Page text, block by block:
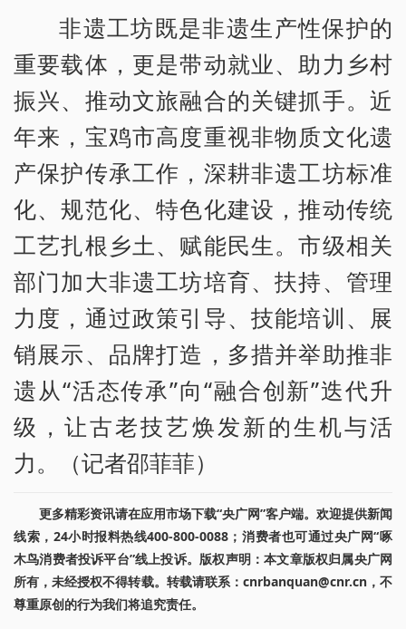
非遗工坊既是非遗生产性保护的
重要载体，更是带动就业、助力乡村
振兴、推动文旅融合的关键抓手。近
年来，宝鸡市高度重视非物质文化遗
产保护传承工作，深耕非遗工坊标准
化、规范化、特色化建设，推动传统
工艺扎根乡土、赋能民生。市级相关
部门加大非遗工坊培育、扶持、管理
力度，通过政策引导、技能培训、展
销展示、品牌打造，多措并举助推非
遗从“活态传承”向“融合创新”迭代升
级，让古老技艺焕发新的生机与活
力。（记者邵菲菲）
更多精彩资讯请在应用市场下载“央广网”客户端。欢迎提供新闻
线索，24小时报料热线400-800-0088；消费者也可通过央广网“啄
木鸟消费者投诉平台”线上投诉。版权声明：本文章版权归属央广网
所有，未经授权不得转载。转载请联系：cnrbanquan@cnr.cn，不
尊重原创的行为我们将追究责任。